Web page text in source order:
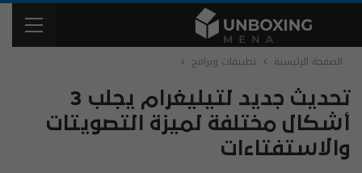
الصفحة الرئيسية تطبيقات وبرامج
تحديث جديد لتيليغرام يجلب 3
أشكال مختلفة لميزة التصويتات
والاستفتاءات